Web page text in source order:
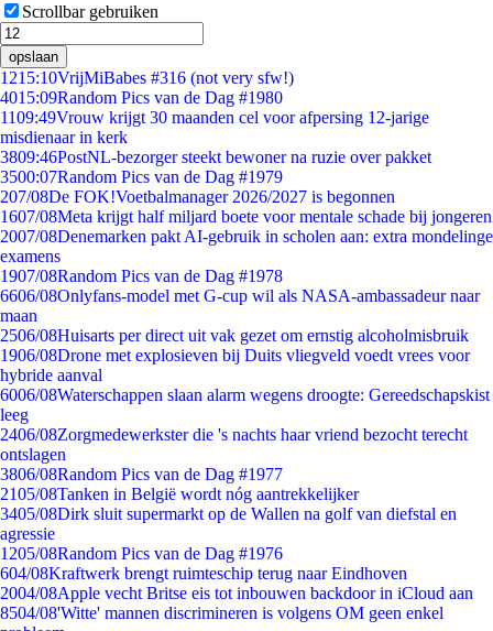
Scrollbar gebruiken
opslaan
1215:10VrijMiBabes #316 (not very sfw!)
4015:09Random Pics van de Dag #1980
1109:49Vrouw krijgt 30 maanden cel voor afpersing 12-jarige
misdienaar in kerk
3809:46PostNL-bezorger steekt bewoner na ruzie over pakket
3500:07Random Pics van de Dag #1979
207/08De FOK!Voetbalmanager 2026/2027 is begonnen
1607/08Meta krijgt half miljard boete voor mentale schade bij jongeren
2007/08Denemarken pakt AI-gebruik in scholen aan: extra mondelinge
examens
1907/08Random Pics van de Dag #1978
6606/08Onlyfans-model met G-cup wil als NASA-ambassadeur naar
maan
2506/08Huisarts per direct uit vak gezet om ernstig alcoholmisbruik
1906/08Drone met explosieven bij Duits vliegveld voedt vrees voor
hybride aanval
6006/08Waterschappen slaan alarm wegens droogte: Gereedschapskist
leeg
2406/08Zorgmedewerkster die 's nachts haar vriend bezocht terecht
ontslagen
3806/08Random Pics van de Dag #1977
2105/08Tanken in België wordt nóg aantrekkelijker
3405/08Dirk sluit supermarkt op de Wallen na golf van diefstal en
agressie
1205/08Random Pics van de Dag #1976
604/08Kraftwerk brengt ruimteschip terug naar Eindhoven
2004/08Apple vecht Britse eis tot inbouwen backdoor in iCloud aan
8504/08'Witte' mannen discrimineren is volgens OM geen enkel